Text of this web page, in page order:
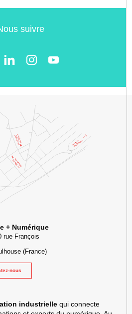
suivre
et lieu événementiel au cœur
+ Numérique
rue François
(France)
nous
industrielle qui connecte